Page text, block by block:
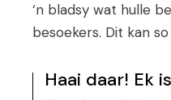
‘n bladsy wat hulle
besoekers. Dit kan
Haai daar! Ek